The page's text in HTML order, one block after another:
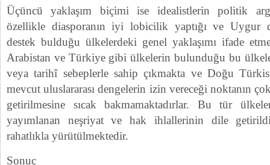
Üçüncü yaklaşım biçimi ise idealistlerin politik
özellikle diasporanın iyi lobicilik yaptığı ve Uygur
destek bulduğu ülkelerdeki genel yaklaşımı ifade
Arabistan ve Türkiye gibi ülkelerin bulunduğu bu
veya tarihî sebeplerle sahip çıkmakta ve Doğu
mevcut uluslararası dengelerin izin vereceği noktanın
getirilmesine sıcak bakmamaktadırlar. Bu tür
yayımlanan neşriyat ve hak ihlallerinin dile
rahatlıkla yürütülmektedir.
Sonuç